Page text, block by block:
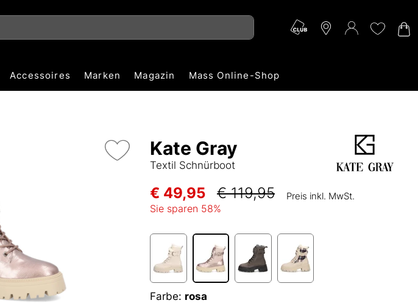
Accessoires Marken Magazin Mass Online-Shop
Kate Gray
Textil Schnürboot
€ 49,95 € 119,95 Preis inkl. MwSt.
Sie sparen 58%
Farbe: rosa